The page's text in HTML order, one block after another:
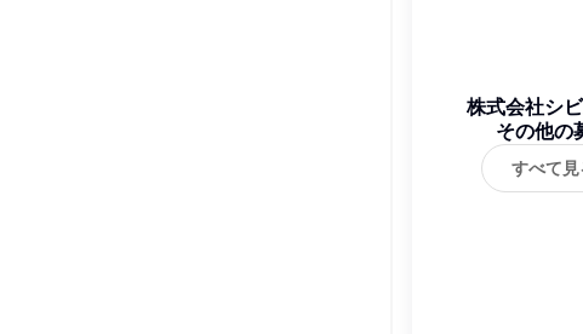
株式会社シ
その他の
すべて見